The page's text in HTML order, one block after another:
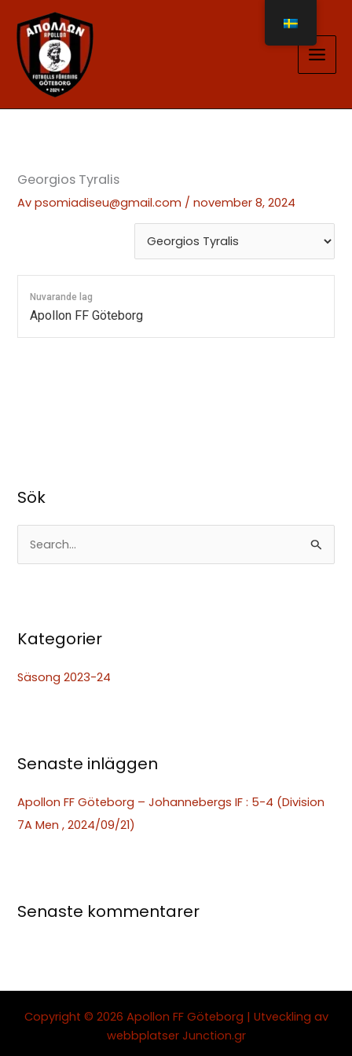
innehåll
Georgios Tyralis
Avpsomiadiseu@gmail.com /november 8, 2024
Nuvarande lag
Apollon FF Göteborg
Sök
ö
f
e
Kategorier
Säsong 2023-24
Senaste inläggen
Apollon FF Göteborg – Johannebergs IF : 5-4 (Division
7A Men , 2024/09/21)
Senaste kommentarer
Copyright © 2026 Apollon FF Göteborg | Utveckling av
webbplatser Junction.gr